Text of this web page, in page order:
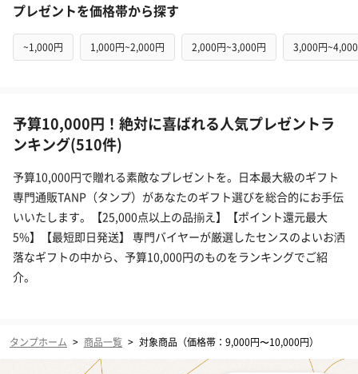
プレゼントを価格帯から探す
~1,000円 1,000円~2,000円 2,000円~3,000円 3,000円
予算10,000円！絶対に喜ばれる人気プレゼントラ
ンキング(510件)
予算10,000円で贈れる素敵なプレゼントを。日本最大級のギフト
専門通販TANP（タンプ）があなたのギフト選びを総合的にお手伝
いいたします。【25,000点以上の品揃え】【ポイント還元最大
5%】【最短即日発送】 専門バイヤーが厳選したセンスのよいお洒
落なギフトの中から、予算10,000円のものをランキングでご紹
介。
タンプホーム > 商品一覧 > 対象商品（価格帯：9,000円〜10,000円）